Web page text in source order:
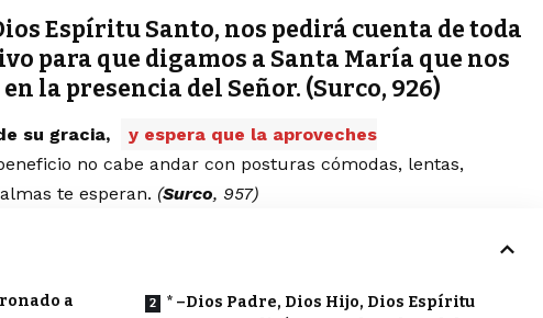
Espíritu Santo, nos pedirá cuenta de toda
para que digamos a Santa María que nos
la presencia del Señor. (Surco, 926)
su gracia,
y espera que la aproveches
no cabe andar con posturas cómodas, lentas,
te esperan. (Surco, 957)
a
* –Dios Padre, Dios Hijo, Dios Espíritu